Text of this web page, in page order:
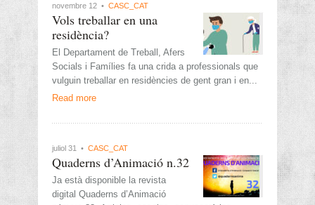
novembre 12 • CASC_CAT
Vols treballar en una
residència?
El Departament de Treball, Afers
Socials i Famílies fa una crida a professionals que
vulguin treballar en residències de gent gran i en...
Read more
juliol 31 • CASC_CAT
Quaderns d’Animació n.32
Ja està disponible la revista
digital Quaderns d’Animació